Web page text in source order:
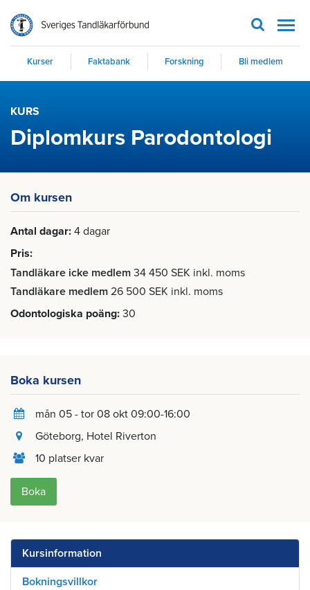
Kurser Faktabank Forskning Bli medlem
KURS
Diplomkurs Parodontologi
Om kursen
Antal dagar 4 dagar
Pris
Tandläkare icke medlem 34 450 SEK inkl. moms
Tandläkare medlem 26 500 SEK inkl. moms
Odontologiska poäng 30
Boka kursen
mån 05 - tor 08 okt 09:00-16:00
Göteborg, Hotel Riverton
10 platser kvar
Boka
Kursinformation
Bokningsvillkor